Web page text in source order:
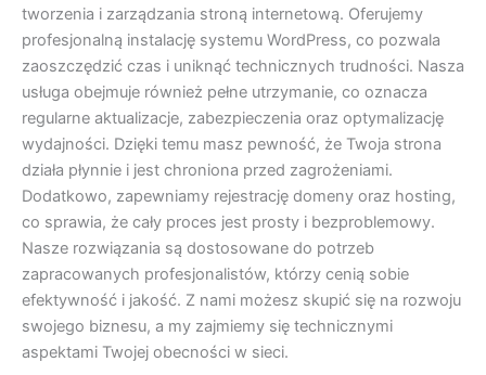
tworzenia i zarządzania stroną internetową. Oferujemy
profesjonalną instalację systemu WordPress, co pozwala
zaoszczędzić czas i uniknąć technicznych trudności. Nasza
usługa obejmuje również pełne utrzymanie, co oznacza
regularne aktualizacje, zabezpieczenia oraz optymalizację
wydajności. Dzięki temu masz pewność, że Twoja strona
działa płynnie i jest chroniona przed zagrożeniami.
Dodatkowo, zapewniamy rejestrację domeny oraz hosting,
co sprawia, że cały proces jest prosty i bezproblemowy.
Nasze rozwiązania są dostosowane do potrzeb
zapracowanych profesjonalistów, którzy cenią sobie
efektywność i jakość. Z nami możesz skupić się na rozwoju
swojego biznesu, a my zajmiemy się technicznymi
aspektami Twojej obecności w sieci.